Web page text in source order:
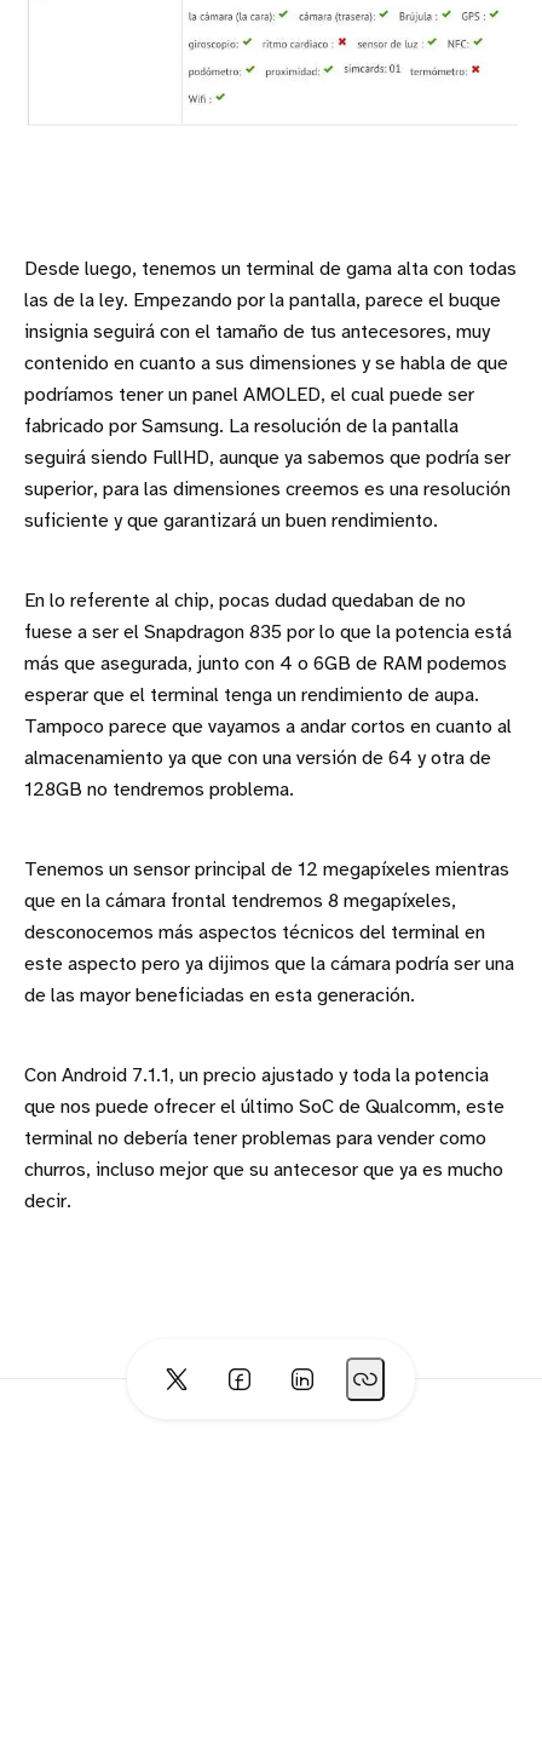
Desde luego, tenemos un terminal de gama alta con todas
las de la ley. Empezando por la pantalla, parece el buque
insignia seguirá con el tamaño de tus antecesores, muy
contenido en cuanto a sus dimensiones y se habla de que
podríamos tener un panel AMOLED, el cual puede ser
fabricado por Samsung. La resolución de la pantalla
seguirá siendo FullHD, aunque ya sabemos que podría ser
superior, para las dimensiones creemos es una resolución
suficiente y que garantizará un buen rendimiento.
En lo referente al chip, pocas dudad quedaban de no
fuese a ser el Snapdragon 835 por lo que la potencia está
más que asegurada, junto con 4 o 6GB de RAM podemos
esperar que el terminal tenga un rendimiento de aupa.
Tampoco parece que vayamos a andar cortos en cuanto al
almacenamiento ya que con una versión de 64 y otra de
128GB no tendremos problema.
Tenemos un sensor principal de 12 megapíxeles mientras
que en la cámara frontal tendremos 8 megapíxeles,
desconocemos más aspectos técnicos del terminal en
este aspecto pero ya dijimos que la cámara podría ser una
de las mayor beneficiadas en esta generación.
Con Android 7.1.1, un precio ajustado y toda la potencia
que nos puede ofrecer el último SoC de Qualcomm, este
terminal no debería tener problemas para vender como
churros, incluso mejor que su antecesor que ya es mucho
decir.